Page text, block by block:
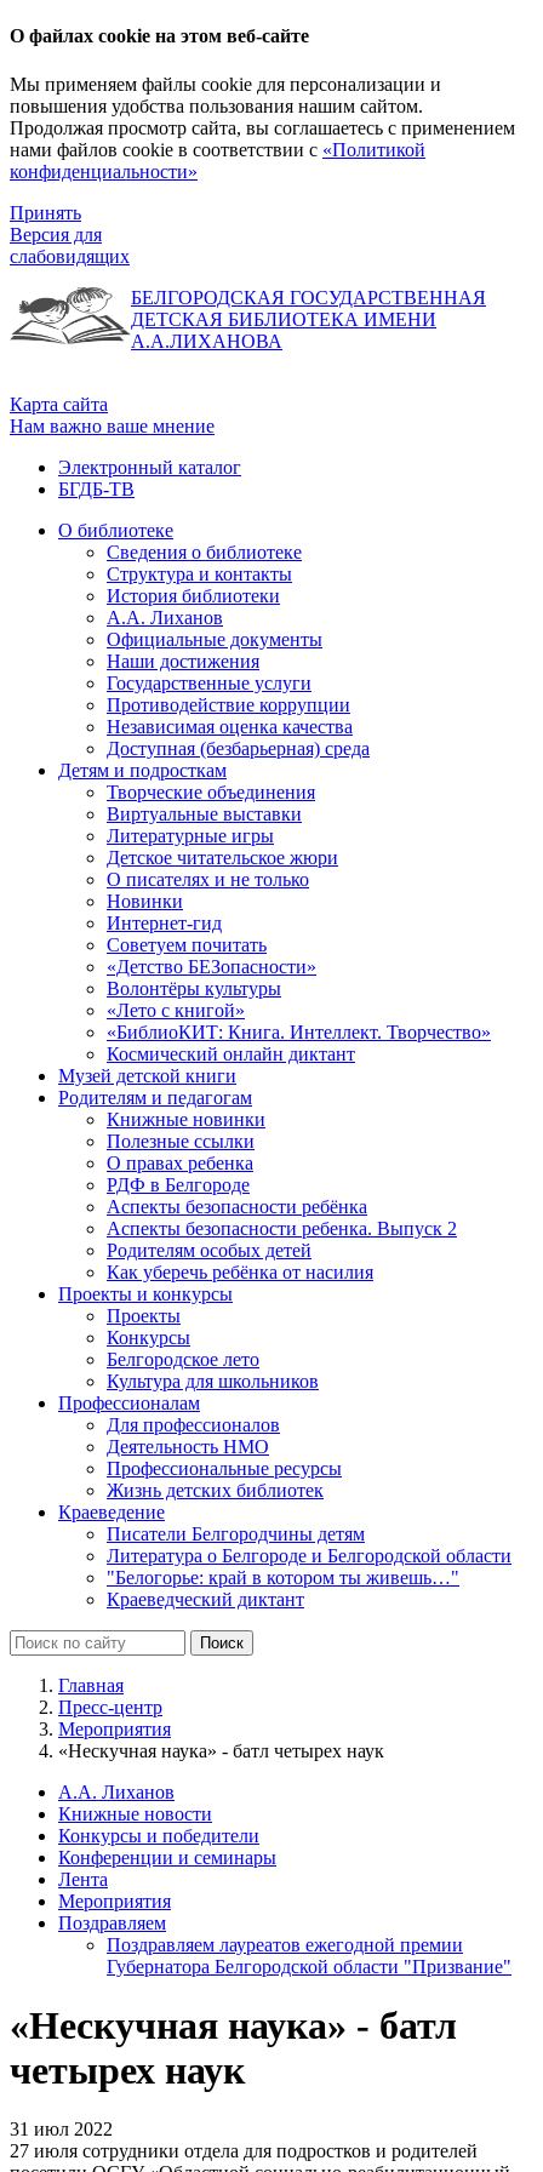
О файлах cookie на этом веб-сайте
Мы применяем файлы cookie для персонализации и
повышения удобства пользования нашим сайтом.
Продолжая просмотр сайта, вы соглашаетесь с применением
нами файлов cookie в соответствии с «Политикой
конфиденциальности»
Принять
Версия для
слабовидящих
БЕЛГОРОДСКАЯ ГОСУДАРСТВЕННАЯ
ДЕТСКАЯ БИБЛИОТЕКА ИМЕНИ
А.А.ЛИХАНОВА
Карта сайта
Нам важно ваше мнение
Электронный каталог
БГДБ-ТВ
О библиотеке
Сведения о библиотеке
Структура и контакты
История библиотеки
А.А. Лиханов
Официальные документы
Наши достижения
Государственные услуги
Противодействие коррупции
Независимая оценка качества
Доступная (безбарьерная) среда
Детям и подросткам
Творческие объединения
Виртуальные выставки
Литературные игры
Детское читательское жюри
О писателях и не только
Новинки
Интернет-гид
Советуем почитать
«Детство БЕЗопасности»
Волонтёры культуры
«Лето с книгой»
«БиблиоКИТ: Книга. Интеллект. Творчество»
Космический онлайн диктант
Музей детской книги
Родителям и педагогам
Книжные новинки
Полезные ссылки
О правах ребенка
РДФ в Белгороде
Аспекты безопасности ребёнка
Аспекты безопасности ребенка. Выпуск 2
Родителям особых детей
Как уберечь ребёнка от насилия
Проекты и конкурсы
Проекты
Конкурсы
Белгородское лето
Культура для школьников
Профессионалам
Для профессионалов
Деятельность НМО
Профессиональные ресурсы
Жизнь детских библиотек
Краеведение
Писатели Белгородчины детям
Литература о Белгороде и Белгородской области
"Белогорье: край в котором ты живешь…"
Краеведческий диктант
Главная
Пресс-центр
Мероприятия
«Нескучная наука» - батл четырех наук
А.А. Лиханов
Книжные новости
Конкурсы и победители
Конференции и семинары
Лента
Мероприятия
Поздравляем
Поздравляем лауреатов ежегодной премии
Губернатора Белгородской области "Призвание"
«Нескучная наука» - батл
четырех наук
31 июл 2022
27 июля сотрудники отдела для подростков и родителей